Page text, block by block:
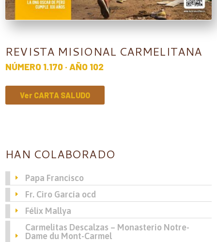
REVISTA MISIONAL CARMELITANA
NÚMERO 1.170 · AÑO 102
Ver CARTA SALUDO
HAN COLABORADO
Papa Francisco
Fr. Ciro García ocd
Félix Mallya
Carmelitas Descalzas – Monasterio Notre-
Dame du Mont-Carmel